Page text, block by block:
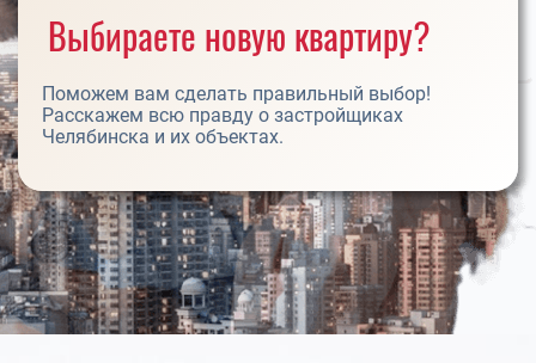
Выбираете новую квартиру?
Поможем вам сделать правильный выбор!
Расскажем всю правду о застройщиках
Челябинска и их объектах.